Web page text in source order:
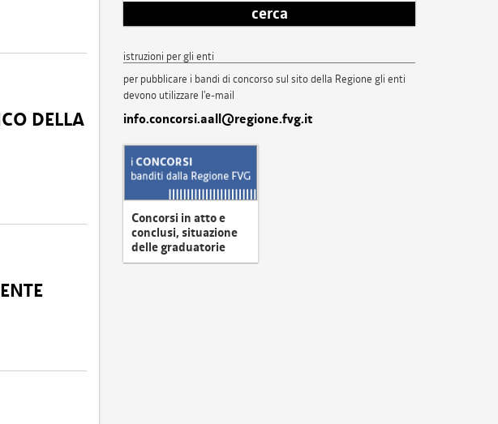
DELLA
cerca
istruzioni per gli enti
per pubblicare i bandi di concorso sul sito della Regione gli enti
devono utilizzare l'e-mail
info.concorsi.aall@regione.fvg.it
Concorsi in atto e
conclusi, situazione
delle graduatorie